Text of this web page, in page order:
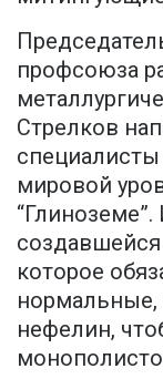
профсоюза
Стрелков
мировой
создавшейся
которое
нефелин,